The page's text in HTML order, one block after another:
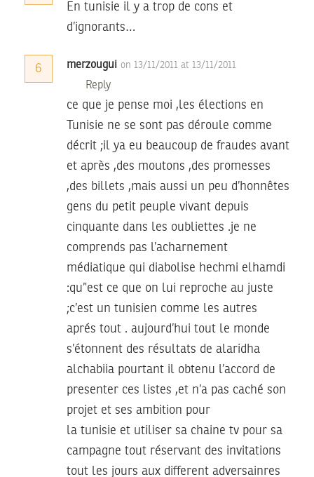
En tunisie il y a trop de cons et
d’ignorants…
6 merzougui on 13/11/2011 at 13/11/2011
Reply
ce que je pense moi ,les élections en
Tunisie ne se sont pas déroule comme
décrit ;il ya eu beaucoup de fraudes avant
et après ,des moutons ,des promesses
,des billets ,mais aussi un peu d’honnêtes
gens du petit peuple vivant depuis
cinquante dans les oubliettes .je ne
comprends pas l’acharnement
médiatique qui diabolise hechmi elhamdi
:qu”est ce que on lui reproche au juste
;c’est un tunisien comme les autres
aprés tout . aujourd’hui tout le monde
s’étonnent des résultats de alaridha
alchabiia pourtant il obtenu l’accord de
presenter ces listes ,et n’a pas caché son
projet et ses ambition pour
la tunisie et utiliser sa chaine tv pour sa
campagne tout réservant des invitations
tout les jours aux different adversainres